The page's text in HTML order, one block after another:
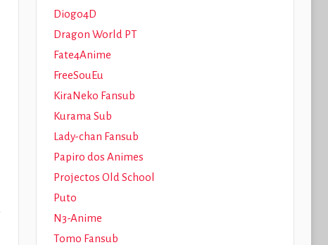
Diogo4D
Dragon World PT
Fate4Anime
FreeSouEu
KiraNeko Fansub
Kurama Sub
Lady-chan Fansub
Papiro dos Animes
Projectos Old School
Puto
N3-Anime
Tomo Fansub